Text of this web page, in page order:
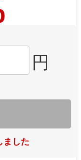
円
ました